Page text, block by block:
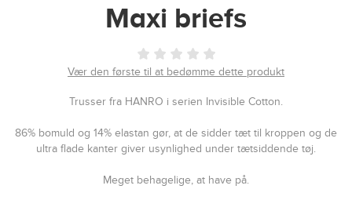
Maxi briefs
Vær den første til at bedømme dette produkt
Trusser fra HANRO i serien Invisible Cotton.
86% bomuld og 14% elastan gør, at de sidder tæt til kroppen og de
ultra flade kanter giver usynlighed under tætsiddende tøj.
Meget behagelige, at have på.